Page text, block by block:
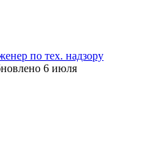
по тех. надзору
6 июля